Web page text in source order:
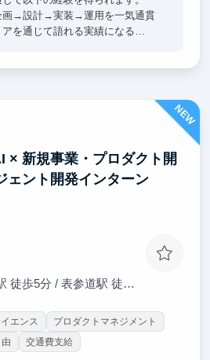
画→設計→実装→運用を一気通貫
を通じて語れる実績になる
舗・バックオフィスなど多業種
応用力と業界を横断する視野が
ムに参画し、仕組みづくりから
NEW
× 新規事業・プロダクト開
ェント開発インターン
分 / 表参道駅 徒歩8分 / 青山一丁目駅
エンス
プロダクトマネジメント
交通費支給